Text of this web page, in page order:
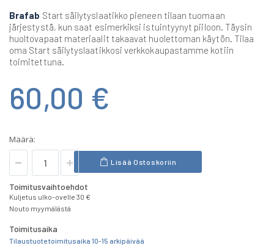
Brafab Start säilytyslaatikko pieneen tilaan tuomaan
järjestystä, kun saat esimerkiksi istuintyynyt piiloon. Täysin
huoltovapaat materiaalit takaavat huolettoman käytön. Tilaa
oma Start säilytyslaatikkosi verkkokaupastamme kotiin
toimitettuna.
60,00 €
Määrä:
Lisää Ostoskoriin
Toimitusvaihtoehdot
Kuljetus ulko-ovelle 30 €
Nouto myymälästä
Toimitusaika
Tilaustuote toimitusaika 10-15 arkipäivää